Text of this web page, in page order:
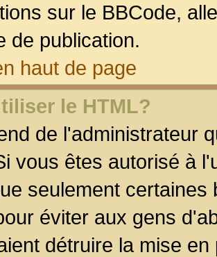
sur le BBCode,
de publication.
haut de page
le HTML?
de l'administrateur
vous êtes autorisé à
seulement
éviter aux gens
détruire la mise